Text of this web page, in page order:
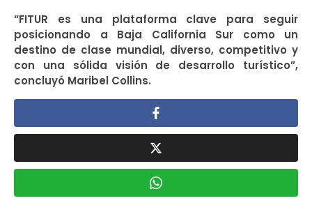
“FITUR es una plataforma clave para seguir
posicionando a Baja California Sur como un
destino de clase mundial, diverso, competitivo y
con una sólida visión de desarrollo turístico”,
concluyó Maribel Collins.